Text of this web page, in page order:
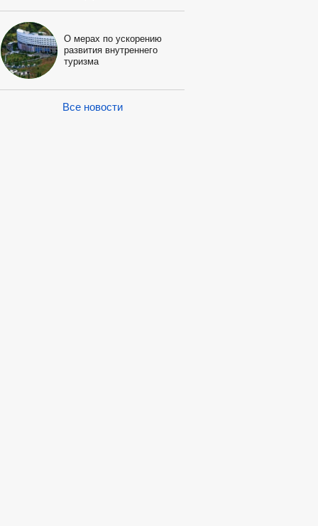
О мерах по ускорению
развития внутреннего
туризма
Все новости